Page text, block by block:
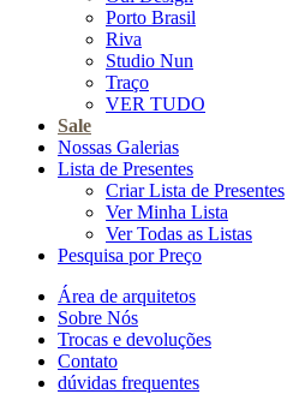
Porto Brasil
Riva
Studio Nun
Traço
VER TUDO
Sale
Nossas Galerias
Lista de Presentes
Criar Lista de Presentes
Ver Minha Lista
Ver Todas as Listas
Pesquisa por Preço
Área de arquitetos
Sobre Nós
Trocas e devoluções
Contato
dúvidas frequentes